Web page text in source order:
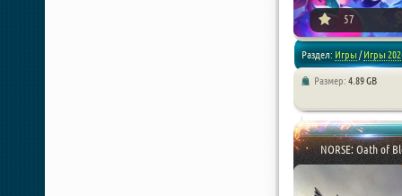
57
Раздел: Игры/Игры
Размер: 4.89 GB
NORSE: Oath of